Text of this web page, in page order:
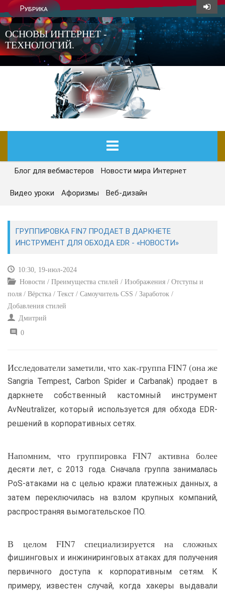
Рубрика
ОСНОВЫ ИНТЕРНЕТ -
ТЕХНОЛОГИЙ.
ГЛАВНАЯ
СЕГОДНЯ
САЙТОСТРОЕНИЕ
РЕМОНТ И СОВЕТЫ
ИНТЕРНЕТ И СВЯЗЬ
УЧЕБНИК CSS
Блог для вебмастеров Новости мира Интернет
Видео уроки Афоризмы Веб-дизайн
ГРУППИРОВКА FIN7 ПРОДАЕТ В ДАРКНЕТЕ
ИНСТРУМЕНТ ДЛЯ ОБХОДА EDR - «НОВОСТИ»
10:30, 19-июл-2024
Новости / Преимущества стилей / Изображения / Отступы и
поля / Вёрстка / Текст / Самоучитель CSS / Заработок /
Добавления стилей
Дмитрий
0
Исследователи заметили, что хак-группа FIN7 (она же
Sangria Tempest, Carbon Spider и Carbanak) продает в
даркнете собственный кастомный инструмент
AvNeutralizer, который используется для обхода EDR-
решений в корпоративных сетях.
Напомним, что группировка FIN7 активна более
десяти лет, с 2013 года. Сначала группа занималась
PoS-атаками на с целью кражи платежных данных, а
затем переключилась на взлом крупных компаний,
распространяя вымогательское ПО.
В целом FIN7 специализируется на сложных
фишинговых и инжиниринговых атаках для получения
первичного доступа к корпоративным сетям. К
примеру, известен случай, когда хакеры выдавали